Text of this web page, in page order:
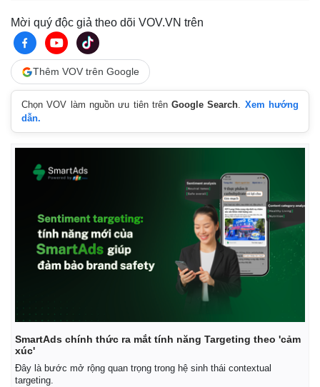
Kinh tế
Thị trường
Giá vàng
Tiêu dùng
Chứng khoán
Giá cà phê
Mời quý độc giả theo dõi VOV.VN trên
Thêm VOV trên Google
Chọn VOV làm nguồn ưu tiên trênGoogle Search. Xem hướng
dẫn.
SmartAds chính thức ra mắt tính năng Targeting theo 'cảm
xúc'
Đây là bước mở rộng quan trọng trong hệ sinh thái contextual
targeting.